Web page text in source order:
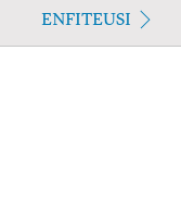
ENFITEUSI